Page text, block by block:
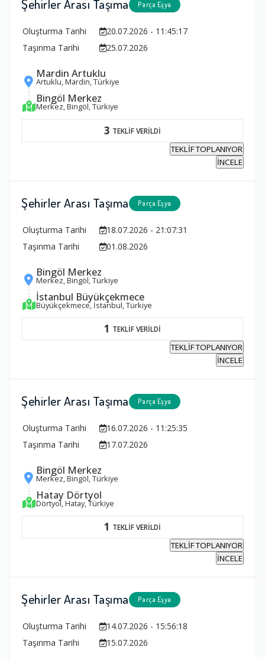
Şehirler Arası Taşıma Parça Eşya
Oluşturma Tarihi
20.07.2026 - 11:45:17
Taşınma Tarihi
25.07.2026
Mardin Artuklu
Artuklu, Mardin, Türkiye
Bingöl Merkez
Merkez, Bingöl, Türkiye
3 TEKLİF VERİLDİ
TEKLİF TOPLANIYOR
İNCELE
Şehirler Arası Taşıma Parça Eşya
Oluşturma Tarihi
18.07.2026 - 21:07:31
Taşınma Tarihi
01.08.2026
Bingöl Merkez
Merkez, Bingöl, Türkiye
İstanbul Büyükçekmece
Büyükçekmece, İstanbul, Türkiye
1 TEKLİF VERİLDİ
TEKLİF TOPLANIYOR
İNCELE
Şehirler Arası Taşıma Parça Eşya
Oluşturma Tarihi
16.07.2026 - 11:25:35
Taşınma Tarihi
17.07.2026
Bingöl Merkez
Merkez, Bingöl, Türkiye
Hatay Dörtyol
Dörtyol, Hatay, Türkiye
1 TEKLİF VERİLDİ
TEKLİF TOPLANIYOR
İNCELE
Şehirler Arası Taşıma Parça Eşya
Oluşturma Tarihi
14.07.2026 - 15:56:18
Taşınma Tarihi
15.07.2026